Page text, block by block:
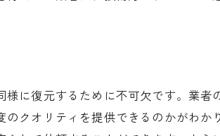
に復元するために不可欠です。業者
クオリティを提供できるのかがわか